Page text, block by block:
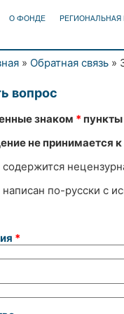
О ФОНДЕ
» Обратная связь»
вопрос
знаком *
не принимается
написан по-русски с
*